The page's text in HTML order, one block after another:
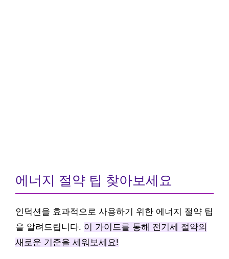
에너지 절약 팁 찾아보세요
인덕션을 효과적으로 사용하기 위한 에너지 절약 팁
을 알려드립니다. 이 가이드를 통해 전기세 절약의
새로운 기준을 세워보세요!